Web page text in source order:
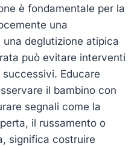
è fondamentale per la
una
deglutizione atipica
può evitare interventi
Educare
il bambino con
segnali come la
il russamento o
significa costruire